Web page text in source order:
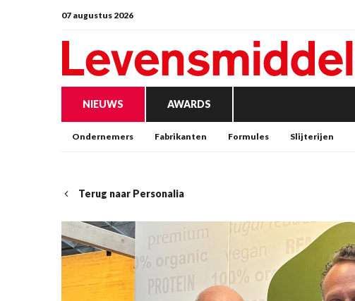
07 augustus 2026
NIEUWS AWARDS
Ondernemers Fabrikanten Formules Slijterijen
Terug naar Personalia